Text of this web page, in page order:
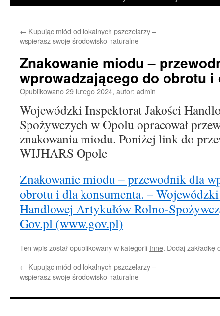
← Kupując miód od lokalnych pszczelarzy –
wspierasz swoje środowisko naturalne
Znakowanie miodu –
wprowadzającego do obrotu i
Opublikowano29 lutego 2024, autor: admin
Wojewódzki Inspektorat Jakości
Spożywczych w Opolu opracował
znakowania miodu. Poniżej link do
WIJHARS Opole
Znakowanie miodu – przewodnik dla
obrotu i dla konsumenta. –
Handlowej Artykułów Rolno-
Gov.pl (www.gov.pl)
Ten wpis został opublikowany w kategorii Inne. Dodaj zakładkę
← Kupując miód od lokalnych pszczelarzy –
wspierasz swoje środowisko naturalne